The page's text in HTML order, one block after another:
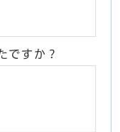
ですか？